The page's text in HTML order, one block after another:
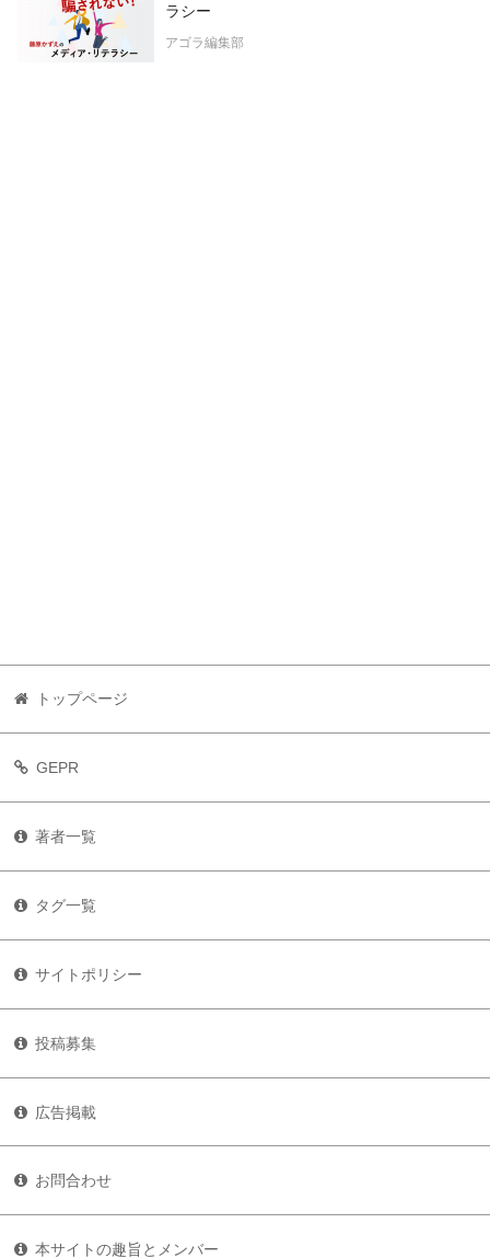
ラシー
アゴラ編集部
トップページ
GEPR
著者一覧
タグ一覧
サイトポリシー
投稿募集
広告掲載
お問合わせ
本サイトの趣旨とメンバー